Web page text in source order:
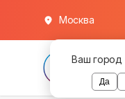
Ваш город
Да
Москва
в наличии
в наличии